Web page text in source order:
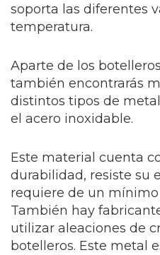
soporta las diferentes
temperatura.
Aparte de los
también encontrarás
distintos tipos de
el acero inoxidable.
Este material cuenta
durabilidad, resiste su
requiere de un
También hay
utilizar aleaciones de
botelleros. Este metal